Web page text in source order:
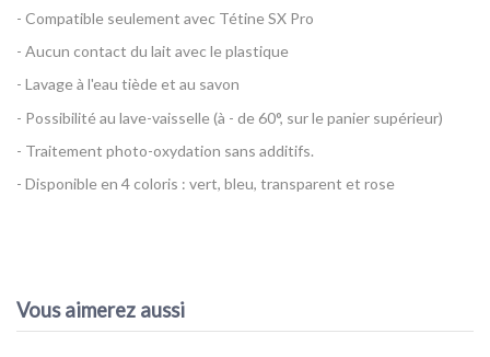
- Compatible seulement avec Tétine SX Pro
- Aucun contact du lait avec le plastique
- Lavage à l'eau tiède et au savon
- Possibilité au lave-vaisselle (à - de 60°, sur le panier supérieur)
- Traitement photo-oxydation sans additifs.
- Disponible en 4 coloris : vert, bleu, transparent et rose
Vous aimerez aussi